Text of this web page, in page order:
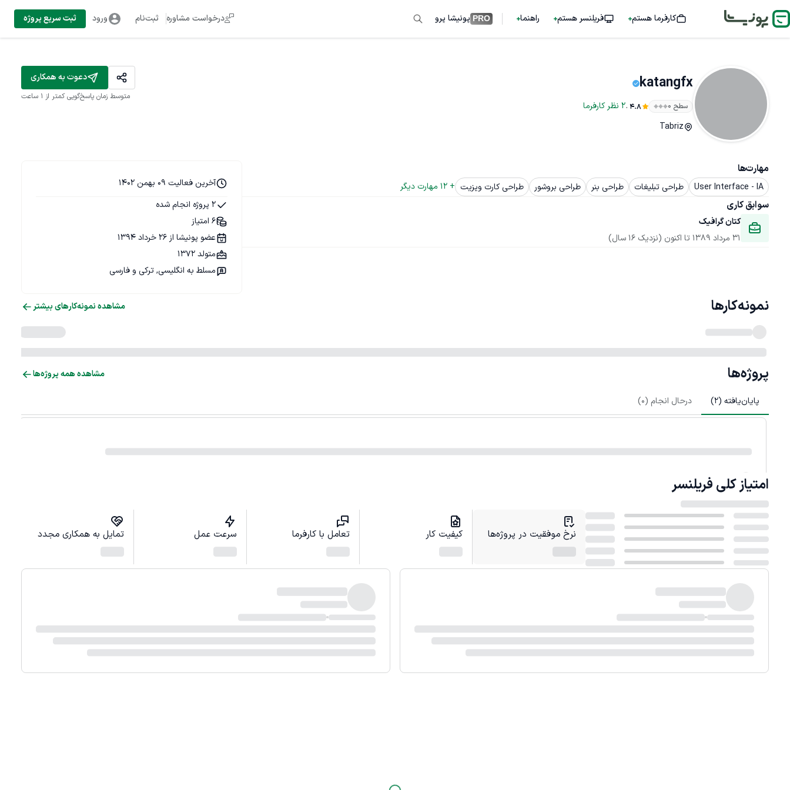
کارفرما هستم فریلنسر هستم راهنما PRO پونیشا پرو درخواست مشاوره ثبت‌نام ورود ثبت سریع پروژه
katangfx
سطح ۰ 4.8
.
2 نظر کارفرما
Tabriz
دعوت به همکاری
متوسط زمان پاسخ‌گویی کمتر از 1 ساعت
مهارت‌ها
User Interface - IA طراحی تبلیغات طراحی بنر طراحی بروشور طراحی کارت ویزیت +
12 مهارت دیگر
سوابق کاری
کتان گرافیک
31 مرداد 1389
تا اکنون (نزدیک 16 سال)
آخرین فعالیت 09 بهمن 1402
2 پروژه انجام شده
6 امتیاز
عضو پونیشا از 26 خرداد 1394
متولد 1372
مسلط به انگلیسی, ترکی و فارسی
نمونه‌کارها مشاهده نمونه‌کارهای بیشتر
پروژه‌ها مشاهده همه پروژه‌ها
پایان‌یافته (2
) درحال انجام (0
)
امتیاز کلی فریلنسر
نرخ موفقیت در پروژه‌ها کیفیت کار تعامل با کارفرما سرعت عمل تمایل به همکاری مجدد